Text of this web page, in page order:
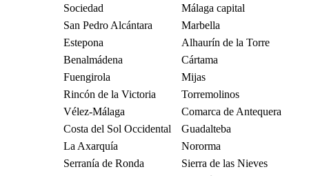
Sociedad
Málaga capital
San Pedro Alcántara
Marbella
Estepona
Alhaurín de la Torre
Benalmádena
Cártama
Fuengirola
Mijas
Rincón de la Victoria
Torremolinos
Vélez-Málaga
Comarca de Antequera
Costa del Sol Occidental
Guadalteba
La Axarquía
Nororma
Serranía de Ronda
Sierra de las Nieves